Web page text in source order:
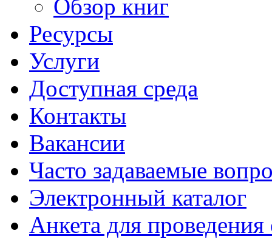
Обзор книг
Ресурсы
Услуги
Доступная среда
Контакты
Вакансии
Часто задаваемые
Электронный каталог
Анкета для проведения